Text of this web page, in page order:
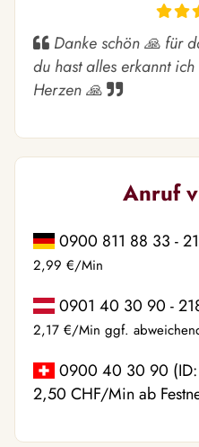
Danke schön 🙏 für
du hast alles erkannt
Herzen 🙏
Anruf
0900 811 88 33 -
2,99 €/Min
0901 40 30 90 -
2,17 €/Min ggf.
0900 40 30 90 (ID:
2,50 CHF/Min ab